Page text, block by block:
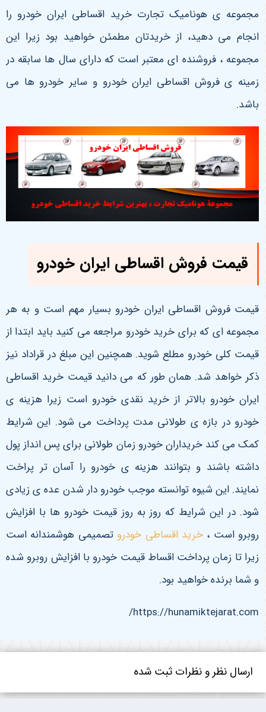
مجموعه ی هونامیک تجارت خرید اقساطی ایران خودرو را
انجام می دهید، از خریدتان مطمئن خواهید بود زیرا این
مجموعه ، فروشنده ای معتبر است که دارای سال ها سابقه در
زمینه ی فروش اقساطی ایران خودرو و سایر خودرو ها می
باشد.
قیمت فروش اقساطی ایران خودرو
قیمت فروش اقساطی ایران خودرو بسیار مهم است و به هر
مجموعه ای که برای خرید خودرو مراجعه می کنید باید ابتدا از
قیمت کلی خودرو مطلع شوید. همچنین این مبلغ در قراداد نیز
ذکر خواهد شد. همان طور که می دانید قیمت خرید اقساطی
ایران خودرو بالاتر از خرید نقدی خودرو است زیرا هزینه ی
خودرو در بازه ی طولانی مدت پرداخت می شود. این شرایط
کمک می کند خریداران خودرو زمان طولانی برای پس انداز پول
داشته باشند و بتوانند هزینه ی خودرو را آسان تر پراخت
نمایند. این شیوه توانسته موجب خودرو دار شدن عده ی زیادی
شود. در این شرایط که روز به روز قیمت خودرو ها با افزایش
روبرو است ،خرید اقساطی خودرو تصمیمی هوشمندانه است
زیرا تا زمان پرداخت اقساط قیمت خودرو با افزایش روبرو شده
و شما برنده خواهید بود.
https://hunamiktejarat.com/
ارسال نظر و نظرات ثبت شده